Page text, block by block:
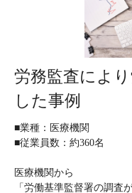
労務監査によ
した事例
■業種：医療機関
■従業員数：約360名
医療機関から
「労働基準監督署の調査